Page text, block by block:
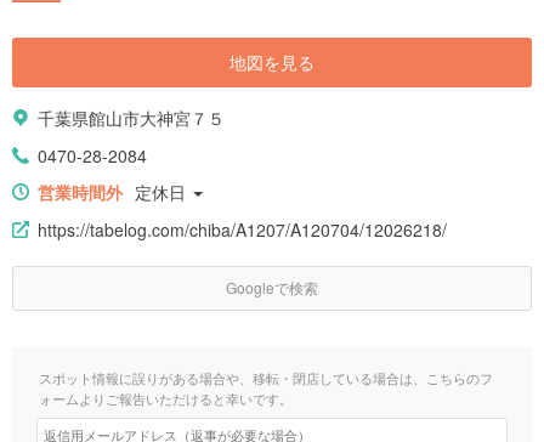
地図を見る
千葉県館山市大神宮７５
0470-28-2084
営業時間外 定休日
https://tabelog.com/chiba/A1207/A120704/12026218/
Googleで検索
スポット情報に誤りがある場合や、移転・閉店している場合は、こちらのフ
ォームよりご報告いただけると幸いです。